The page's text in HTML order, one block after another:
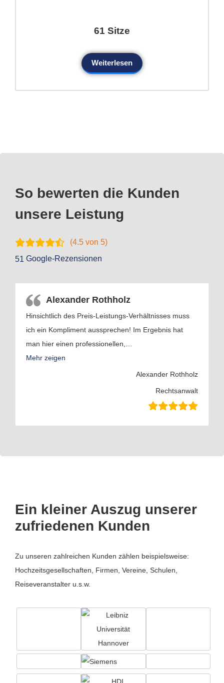
61 Sitze
Weiterlesen
So bewerten die Kunden
unsere Leistung
(4.5 von 5)
51 Google-Rezensionen
Alexander Rothholz
Hinsichtlich des Preis-Leistungs-Verhältnisses muss
ich ein Kompliment aussprechen! Im Ergebnis hat
man hier einen professionellen,
Mehr zeigen
Alexander Rothholz
Rechtsanwalt
Ein kleiner Auszug unserer
zufriedenen Kunden
Zu unseren zahlreichen Kunden zählen beispielsweise:
Hochzeitsgesellschaften, Firmen, Vereine, Schulen,
Reiseveranstalter u.s.w.